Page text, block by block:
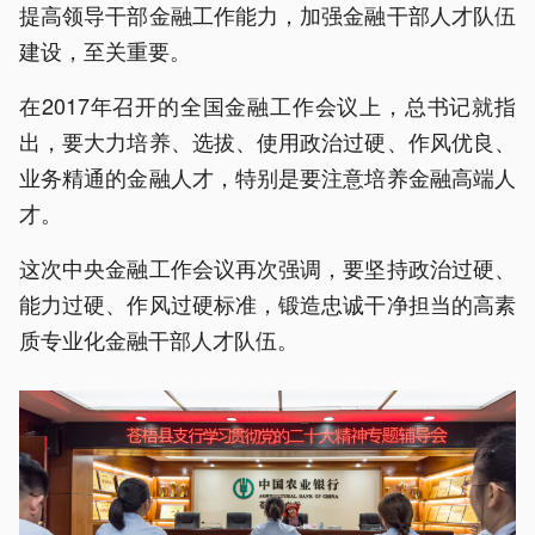
提高领导干部金融工作能力，加强金融干部人才队伍
建设，至关重要。
在2017年召开的全国金融工作会议上，总书记就指
出，要大力培养、选拔、使用政治过硬、作风优良、
业务精通的金融人才，特别是要注意培养金融高端人
才。
这次中央金融工作会议再次强调，要坚持政治过硬、
能力过硬、作风过硬标准，锻造忠诚干净担当的高素
质专业化金融干部人才队伍。